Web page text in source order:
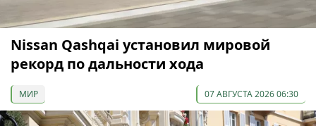
Nissan Qashqai установил мировой
рекорд по дальности хода
МИР 07 АВГУСТА 2026 06:30